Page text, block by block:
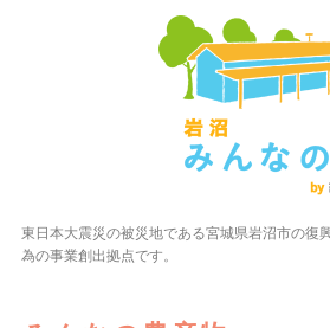
東日本大震災の被災地である宮城県岩沼市の復
為の事業創出拠点です。